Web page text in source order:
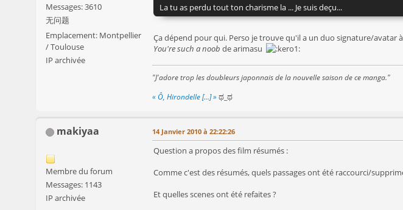
Messages: 3610
无问题
Emplacement: Montpellier
/ Toulouse
IP archivée
La tu as perdu tout ton charisme la ... Je suis deçu...
Ça dépend pour qui. Perso je trouve qu'il a un duo signature/avatar
You're such a noob de arimasu
"J'adore trop les doubleurs japonnais de la nouvelle saison de ce manga."
« Ô, Hirondelle [...] » ಥ_ಥ
makiyaa
Membre du forum
Messages: 1143
IP archivée
14 Janvier 2010 à 22:22:26
Question a propos des film résumés :
Comme c'est des résumés, quels passages ont été raccourci/
Et quelles scenes ont été refaites ?